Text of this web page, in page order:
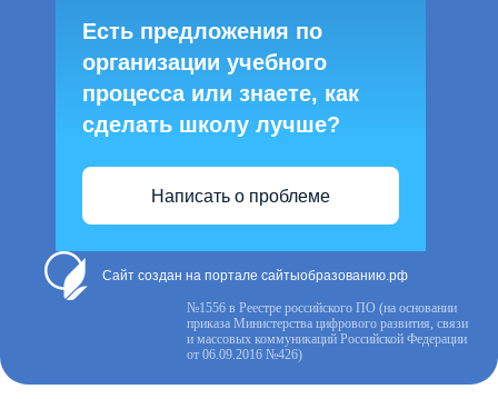
Есть предложения по
организации учебного
процесса или знаете, как
сделать школу лучше?
Написать о проблеме
Сайт создан на портале сайтыобразованию.рф
№1556 в Реестре российского ПО (на основании
приказа Министерства цифрового развития, связи
и массовых коммуникаций Российской Федерации
от 06.09.2016 №426)